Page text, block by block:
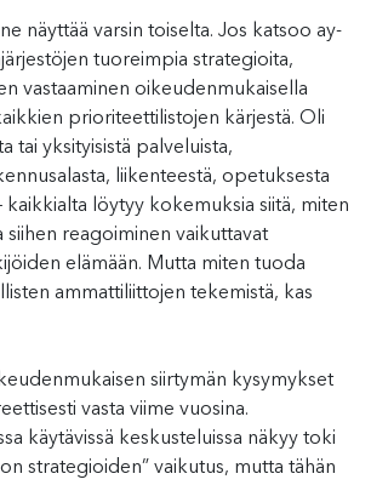
näyttää varsin toiselta. Jos katsoo ay-
tuoreimpia strategioita,
vastaaminen oikeudenmukaisella
prioriteettilistojen kärjestä. Oli
tai yksityisistä palveluista,
liikenteestä, opetuksesta
kaikkialta löytyy kokemuksia siitä, miten
siihen reagoiminen vaikuttavat
elämään. Mutta miten tuoda
ammattiliittojen tekemistä, kas
siirtymän kysymykset
vasta viime vuosina.
käytävissä keskusteluissa näkyy toki
strategioiden” vaikutus, mutta tähän